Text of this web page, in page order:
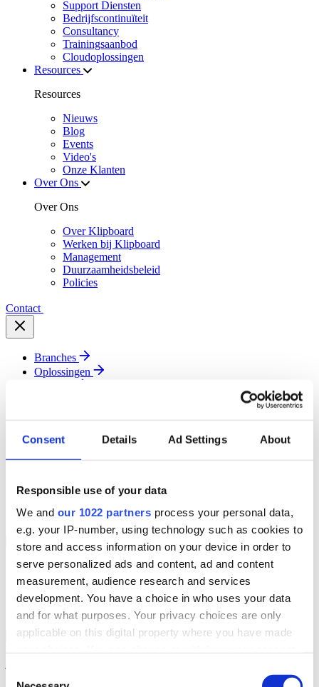
Consent Details Ad Settings About
Responsible use of your data
We and our 1022 partners process your personal data,
e.g. your IP-number, using technology such as cookies to
store and access information on your device in order to
serve personalized ads and content, ad and content
measurement, audience research and services
development. You have a choice in who uses your data
and for what purposes. Your privacy choices are only
applicable on this digital property where you have made
the Privacy trigger icon.
Consent
Support Diensten
Bedrijfscontinuïteit
Consultancy
Trainingsaanbod
Cloudoplossingen
Resources
Resources
Nieuws
Blog
Events
Video's
Onze Klanten
Over Ons
Over Ons
Over Klipboard
Werken bij Klipboard
Management
Duurzaamheidsbeleid
Policies
Contact
Branches
Oplossingen
Region
Klantenportaal
Contact
Back to Menu Branches
Groothandel
Automotive
Verhuur
Field Service
Back to Branches
Groothandel Overzicht
Vergroot je ordercapaciteit en verhoog de klanttevredenheid terwijl